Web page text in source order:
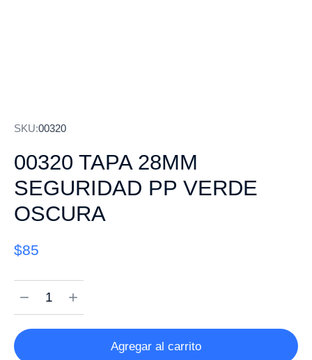
SKU:00320
00320 TAPA 28MM
SEGURIDAD PP VERDE
OSCURA
$85
Agregar al carrito